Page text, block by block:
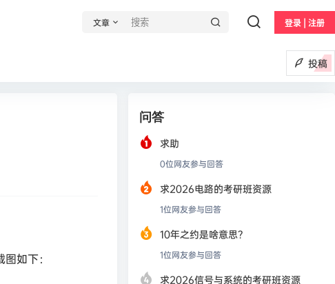
文章 登录 | 注册
投稿
如下：
问答
求助
0位网友参与回答
求2026电路的考研班资源
1位网友参与回答
10年之约是啥意思？
1位网友参与回答
求2026信号与系统的考研班资源